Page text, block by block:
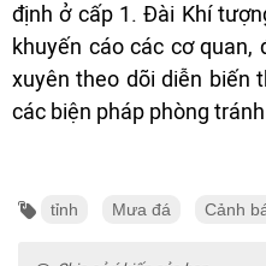
định ở cấp 1. Đài Khí
khuyến cáo các cơ
xuyên theo dõi diễn biến
các biện pháp phòng
tỉnh Mưa đá Cảnh